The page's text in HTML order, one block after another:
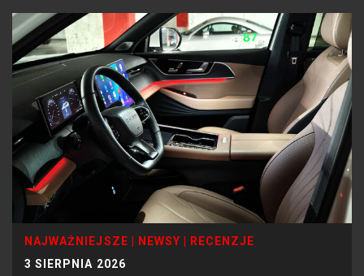
NAJWAŻNIEJSZE NEWSY
RECENZJE
3 SIERPNIA 2026